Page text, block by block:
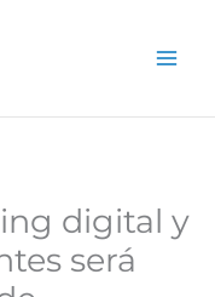
digital y
será